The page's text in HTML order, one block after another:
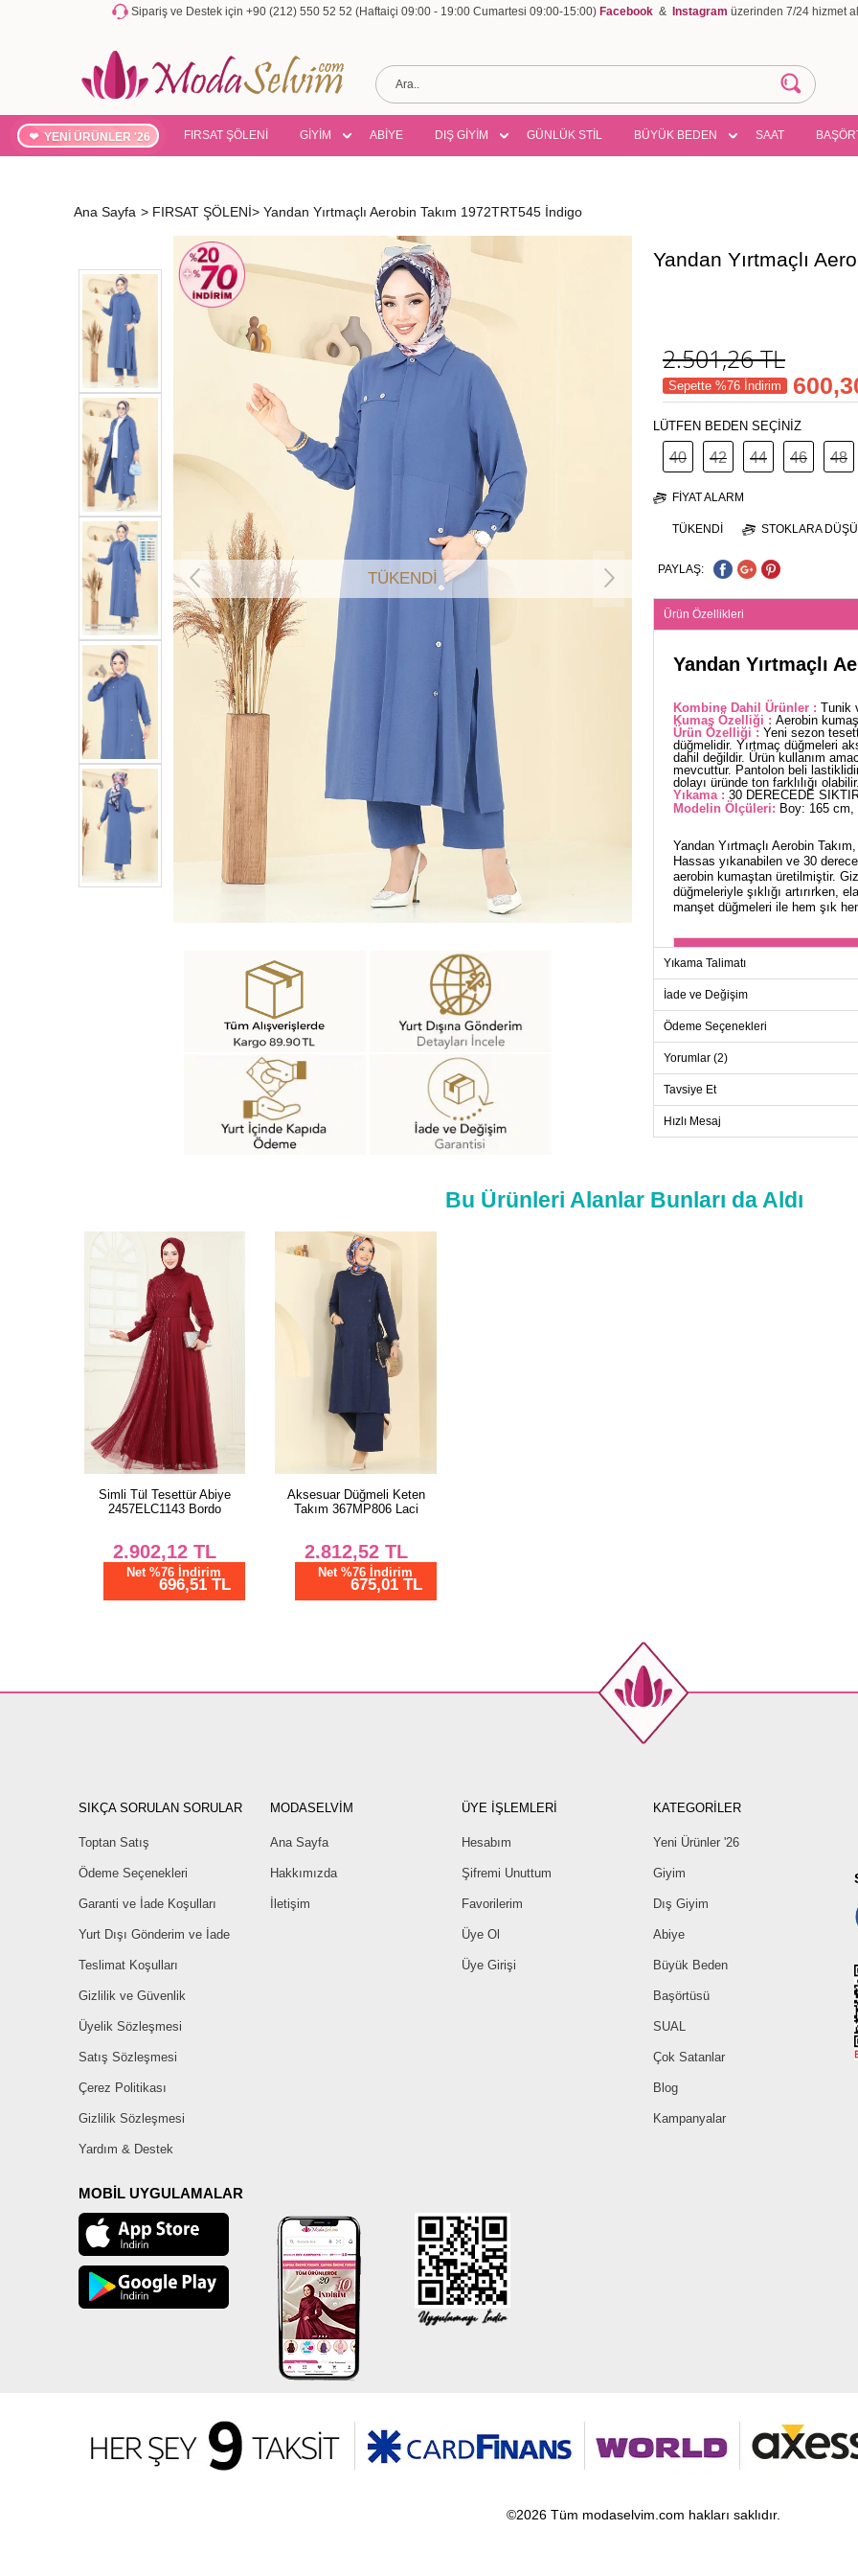
Sipariş ve Destek için +90 (212) 550 52 52 (Haftaiçi 09:00 - 19:00 Cumartesi 09:00-15:00) Facebook & Instagram üzerinden 7/24 hizmet
YENİ ÜRÜNLER '26 FIRSAT ŞÖLENİ GİYİM ABİYE DIŞ GİYİM GÜNLÜK STİL BÜYÜK BEDEN SAAT
Ana Sayfa > FIRSAT ŞÖLENİ> Yandan Yırtmaçlı Aerobin Takım 1972TRT545 İndigo
TÜKENDİ
Yandan Yırtmaçlı
2.501,26TL
Sepette %76 İndirim
LÜTFEN BEDEN SEÇİNİZ
40 42 44 46 48
FIYAT ALARM
TÜKENDI STOKLARA
PAYLAŞ:
Ürün Özellikleri
Yandan Yırtmaçlı
Kombine Dahil Ürünler : Tunik
Kumaş Özelliği : Aerobin
Ürün Özelliği : Yeni sezon
düğmelidir. Yırtmaç düğmeleri
dahil değildir. Ürün kullanım
mevcuttur. Pantolon beli
dolayı üründe ton farklılığı olabilir.
Yıkama : 30 DERECEDE
Modelin Ölçüleri: Boy: 165
Yandan Yırtmaçlı Aerobin
Hassas yıkanabilen ve 30
aerobin kumaştan üretilmiştir.
düğmeleriyle şıklığı artırırken,
manşet düğmeleri ile hem şık
Beden
48
Yıkama Talimatı
İade ve Değişim
Ödeme Seçenekleri
Yorumlar (2)
Tavsiye Et
Hızlı Mesaj
Bu Ürünleri Alanlar Bunları da Aldı
Simli Tül Tesettür Abiye
2457ELC1143 Bordo
2.902,12TL
Net %76 İndirim
696,51 TL
Aksesuar Düğmeli Keten
Takım 367MP806 Laci
2.812,52TL
Net %76 İndirim
675,01 TL
SIKÇA SORULAN SORULAR
Toptan Satış
Ödeme Seçenekleri
Garanti ve İade Koşulları
Yurt Dışı Gönderim ve İade
Teslimat Koşulları
Gizlilik ve Güvenlik
Üyelik Sözleşmesi
Satış Sözleşmesi
Çerez Politikası
Gizlilik Sözleşmesi
Yardım & Destek
MODASELVİM
Ana Sayfa
Hakkımızda
İletişim
ÜYE İŞLEMLERİ
Hesabım
Şifremi Unuttum
Favorilerim
Üye Ol
Üye Girişi
KATEGORİLER
Yeni Ürünler '26
Giyim
Dış Giyim
Abiye
Büyük Beden
Başörtüsü
SUAL
Çok Satanlar
Blog
Kampanyalar
MOBİL UYGULAMALAR
©2026 Tüm modaselvim.com hakları saklıdır.